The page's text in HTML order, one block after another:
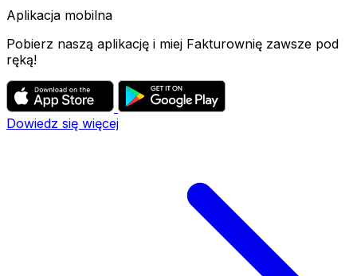
Aplikacja mobilna
Pobierz naszą aplikację i miej Fakturownię zawsze pod
ręką!
Dowiedz się więcej